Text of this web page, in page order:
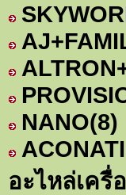
NANO(8)
อะไหล่เครื่